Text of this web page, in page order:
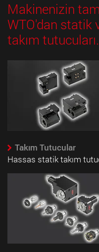
Makinenizin
WTO'dan statik
takım tutucuları.
Takım Tutucular
Hassas statik takım